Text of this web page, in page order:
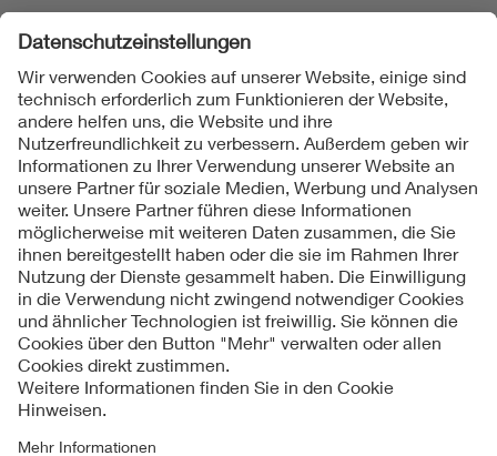
Folgen Sie uns
Kontakt
Impressum
Datenschutzinformationen
Cookie Hinweise
Compliance